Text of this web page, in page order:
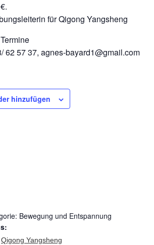
für Qigong Yangsheng
62 57 37, agnes-bayard1@gmail.com
hinzufügen
Bewegung und Entspannung
Qigong Yangsheng